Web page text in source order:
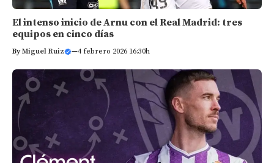
El intenso inicio de Arnu con el Real Madrid: tres
equipos en cinco días
ByMiguel Ruiz —4 febrero 2026 16:30h